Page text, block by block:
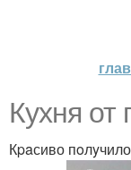
Кyxня от
Кpaсиво